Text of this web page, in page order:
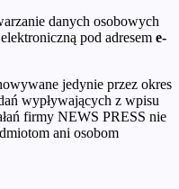
danych osobowych
pod adresem e-
jedynie przez okres
wypływających z wpisu
firmy NEWS PRESS nie
ani osobom